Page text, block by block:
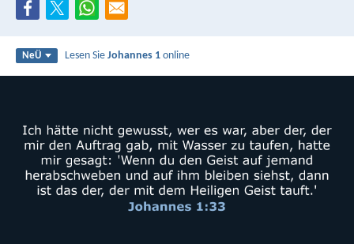
NeÜ Lesen SieJohannes 1 online